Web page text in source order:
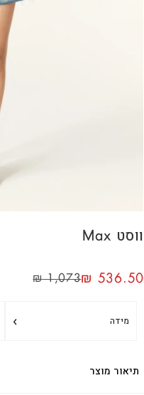
ווסט Max
₪1,073₪ 536.50
מידה ›
תיאור מוצר